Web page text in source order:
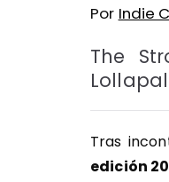
Por Indie
The
Tras
edición